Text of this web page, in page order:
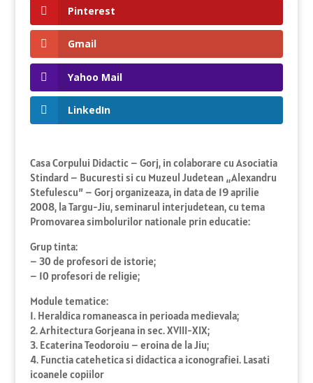
Pinterest
Gmail
Yahoo Mail
LinkedIn
Casa Corpului Didactic – Gorj, in colaborare cu Asociatia
Stindard – Bucuresti si cu Muzeul Judetean „Alexandru
Stefulescu” – Gorj organizeaza, in data de 19 aprilie
2008, la Targu-Jiu, seminarul interjudetean, cu tema
Promovarea simbolurilor nationale prin educatie:
Grup tinta:
– 30 de profesori de istorie;
– 10 profesori de religie;
Module tematice:
1. Heraldica romaneasca in perioada medievala;
2. Arhitectura Gorjeana in sec. XVIII-XIX;
3. Ecaterina Teodoroiu – eroina de la Jiu;
4. Functia catehetica si didactica a iconografiei. Lasati
icoanele copiilor